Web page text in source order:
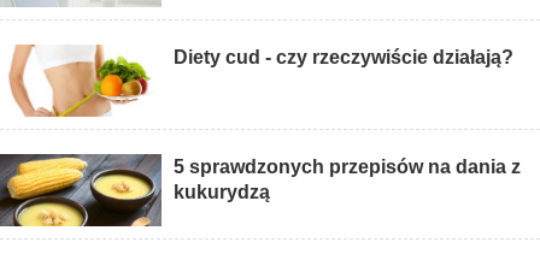
Diety cud - czy rzeczywiście działają?
5 sprawdzonych przepisów na dania z
kukurydzą